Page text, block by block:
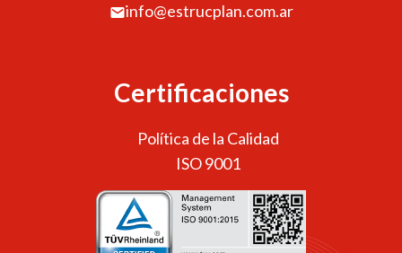
info@estrucplan.com.ar
Certificaciones
Política de la Calidad
ISO 9001